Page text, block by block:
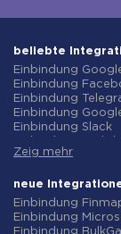
beliebte
Einbindung
Einbindung
Einbindung
Einbindung
Einbindung Slack
Einbindung Gmail
Einbindung
Einbindung
Einbindung
Einbindung
Zeig mehr
neue
Einbindung
Einbindung
Einbindung